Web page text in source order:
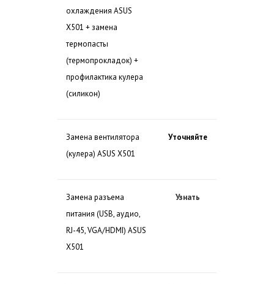
охлаждения ASUS
X501 + замена
термопасты
(термопрокладок) +
профилактика кулера
(силикон)
Замена вентилятора
(кулера) ASUS X501
Уточняйте
Замена разъема
питания (USB, аудио,
RJ-45, VGA/HDMI) ASUS
X501
Узнать